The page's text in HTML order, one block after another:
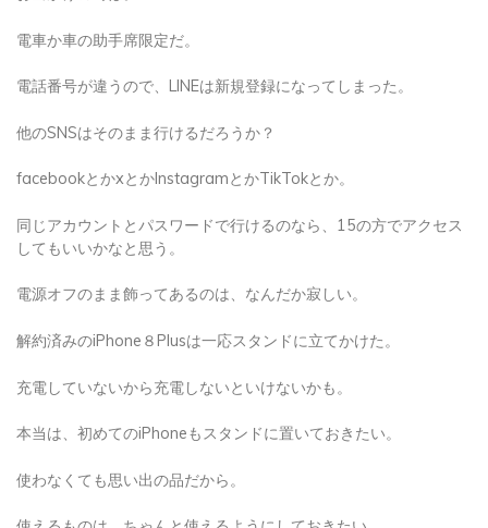
電車か車の助手席限定だ。
電話番号が違うので、LINEは新規登録になってしまった。
他のSNSはそのまま行けるだろうか？
facebookとかxとかInstagramとかTikTokとか。
同じアカウントとパスワードで行けるのなら、15の方でアクセス
してもいいかなと思う。
電源オフのまま飾ってあるのは、なんだか寂しい。
解約済みのiPhone８Plusは一応スタンドに立てかけた。
充電していないから充電しないといけないかも。
本当は、初めてのiPhoneもスタンドに置いておきたい。
使わなくても思い出の品だから。
使えるものは、ちゃんと使えるようにしておきたい。